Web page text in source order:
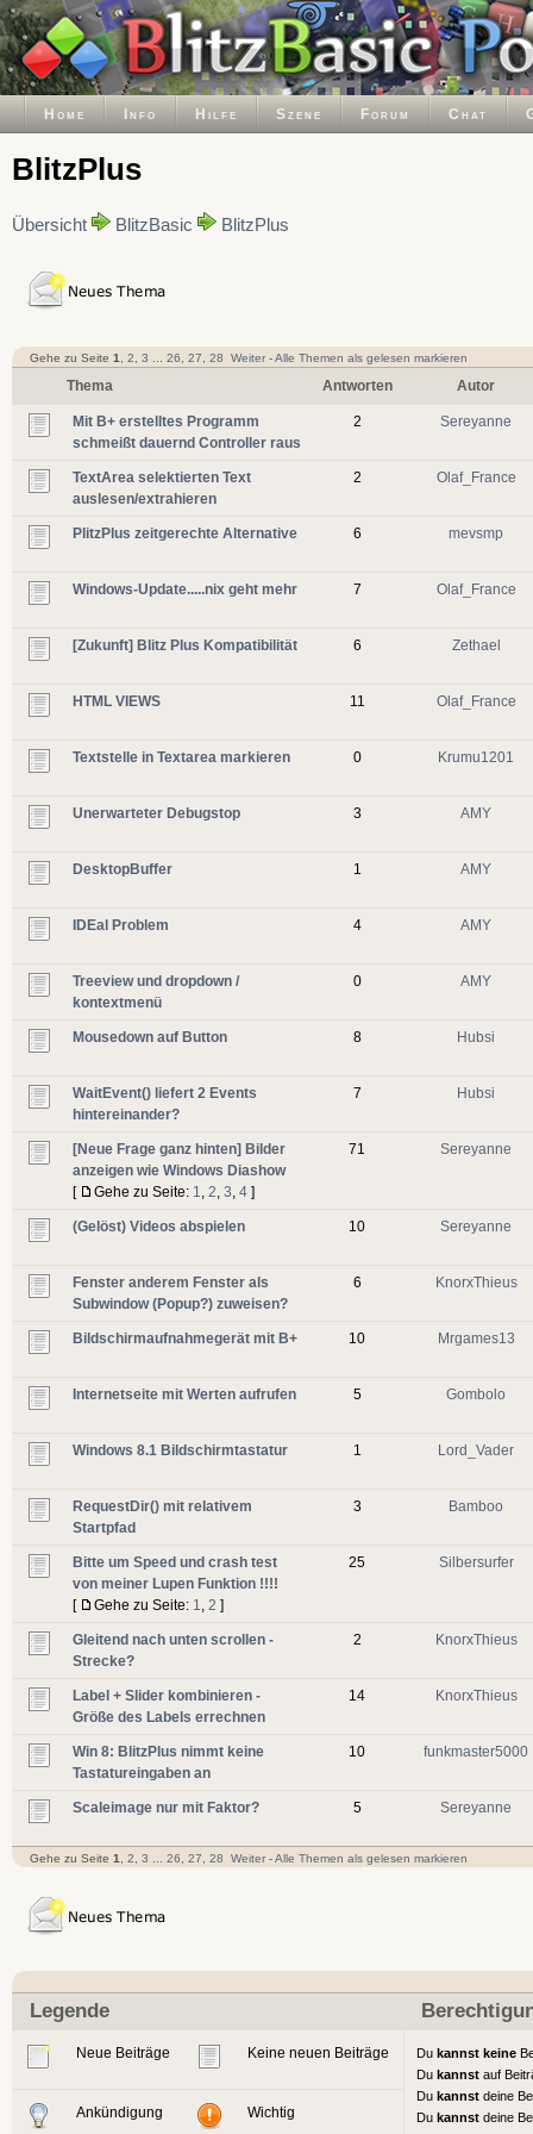
Home Info Hilfe Szene Forum Chat
BlitzPlus
Übersicht BlitzBasic BlitzPlus
Gehe zu Seite 1 2 3 26 27 28 Weiter-Alle Themen als gelesen markieren
Thema Antworten Autor
Mit B+ erstelltes Programm
schmeißt dauernd Controller raus
2 Sereyanne
TextArea selektierten Text
auslesen/extrahieren
2 Olaf_France
PlitzPlus zeitgerechte Alternative 6 mevsmp
Windows-Update.....nix geht mehr 7 Olaf_France
[Zukunft] Blitz Plus Kompatibilität 6 Zethael
HTML VIEWS 11 Olaf_France
Textstelle in Textarea markieren 0 Krumu1201
Unerwarteter Debugstop 3 AMY
DesktopBuffer 1 AMY
IDEal Problem 4 AMY
Treeview und dropdown /
kontextmenü
0 AMY
Mousedown auf Button 8 Hubsi
WaitEvent() liefert 2 Events
hintereinander?
7 Hubsi
[Neue Frage ganz hinten] Bilder
anzeigen wie Windows Diashow
[
Gehe zu Seite: 1 2 3 4 ]
71 Sereyanne
(Gelöst) Videos abspielen 10 Sereyanne
Fenster anderem Fenster als
Subwindow (Popup?) zuweisen?
6 KnorxThieus
Bildschirmaufnahmegerät mit B+ 10 Mrgames13
Internetseite mit Werten aufrufen 5 Gombolo
Windows 8.1 Bildschirmtastatur 1 Lord_Vader
RequestDir() mit relativem
Startpfad
3 Bamboo
Bitte um Speed und crash test
von meiner Lupen Funktion !!!!
[
Gehe zu Seite: 1 2 ]
25 Silbersurfer
Gleitend nach unten scrollen -
Strecke?
2 KnorxThieus
Label + Slider kombinieren -
Größe des Labels errechnen
14 KnorxThieus
Win 8: BlitzPlus nimmt keine
Tastatureingaben an
10 funkmaster5000
Scaleimage nur mit Faktor? 5 Sereyanne
Gehe zu Seite 1 2 3 26 27 28 Weiter-Alle Themen als gelesen markieren
Legende
Neue Beiträge Keine neuen Beiträge Du kannst keine
Du kannst auf
Du kannst deine
Du kannst deine
Ankündigung Wichtig